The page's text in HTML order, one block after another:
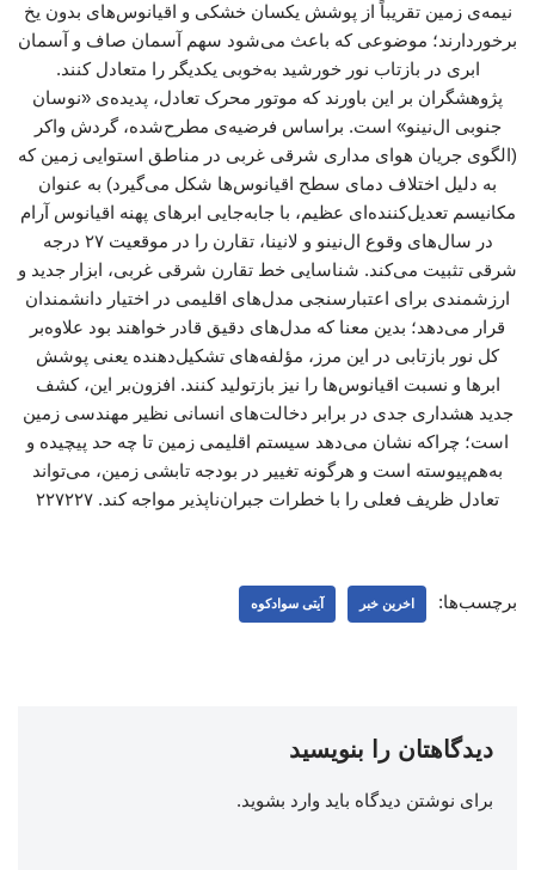
نیمه‌ی زمین تقریباً از پوشش یکسان خشکی و اقیانوس‌های بدون یخ
برخوردارند؛ موضوعی که باعث می‌شود سهم آسمان صاف و آسمان
ابری در بازتاب نور خورشید به‌خوبی یکدیگر را متعادل کنند.
پژوهشگران بر این باورند که موتور محرک تعادل، پدیده‌ی «نوسان
جنوبی ال‌نینو» است. براساس فرضیه‌ی مطرح‌شده، گردش واکر
(الگوی جریان هوای مداری شرقی غربی در مناطق استوایی زمین که
به دلیل اختلاف دمای سطح اقیانوس‌ها شکل می‌گیرد) به عنوان
مکانیسم تعدیل‌کننده‌ای عظیم، با جابه‌جایی ابرهای پهنه اقیانوس آرام
در سال‌های وقوع ال‌نینو و لانینا، تقارن را در موقعیت ۲۷ درجه
شرقی تثبیت می‌کند. شناسایی خط تقارن شرقی غربی، ابزار جدید و
ارزشمندی برای اعتبارسنجی مدل‌های اقلیمی در اختیار دانشمندان
قرار می‌دهد؛ بدین معنا که مدل‌های دقیق قادر خواهند بود علاوه‌بر
کل نور بازتابی در این مرز، مؤلفه‌های تشکیل‌دهنده یعنی پوشش
ابرها و نسبت اقیانوس‌ها را نیز بازتولید کنند. افزون‌بر این، کشف
جدید هشداری جدی در برابر دخالت‌های انسانی نظیر مهندسی زمین
است؛ چراکه نشان می‌دهد سیستم اقلیمی زمین تا چه حد پیچیده و
به‌هم‌پیوسته است و هرگونه تغییر در بودجه تابشی زمین، می‌تواند
تعادل ظریف فعلی را با خطرات جبران‌ناپذیر مواجه کند. ۲۲۷۲۲۷
برچسب‌ها: اخرین خبر آیتی سوادکوه
دیدگاهتان را بنویسید
برای نوشتن دیدگاه باید وارد بشوید.